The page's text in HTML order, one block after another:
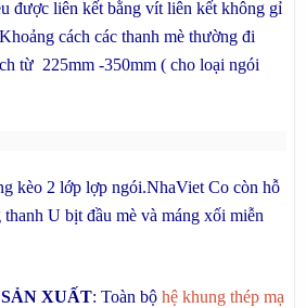
được liên kết bằng vít liên kết không gỉ
cách các thanh mè thường đi
từ 225mm -350mm ( cho loại ngói
kèo 2 lớp lợp ngói.NhaViet Co còn hỗ
U bịt đầu mè và máng xối miễn
XUẤT: Toàn bộ hệ khung thép mạ